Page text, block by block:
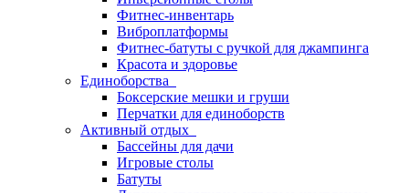
Фитнес-инвентарь
Виброплатформы
Фитнес-батуты с ручкой для джампинга
Красота и здоровье
Единоборства
Боксерские мешки и груши
Перчатки для единоборств
Активный отдых
Бассейны для дачи
Игровые столы
Батуты